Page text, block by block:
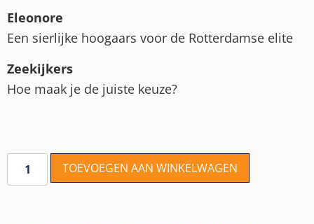
Eleonore
Een sierlijke hoogaars voor de Rotterdamse elite
Zeekijkers
Hoe maak je de juiste keuze?
TOEVOEGEN AAN WINKELWAGEN